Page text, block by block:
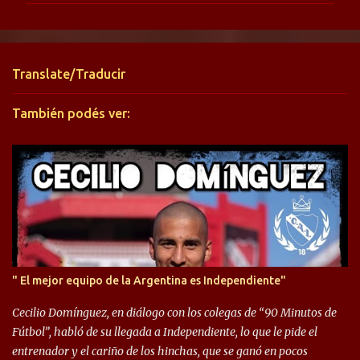
n
r
o
s
Translate/Traducir
También podés ver:
" El mejor equipo de la Argentina es Independiente"
Cecilio Domínguez, en diálogo con los colegas de “90 Minutos de
Fútbol”, habló de su llegada a Independiente, lo que le pide el
entrenador y el cariño de los hinchas, que se ganó en pocos